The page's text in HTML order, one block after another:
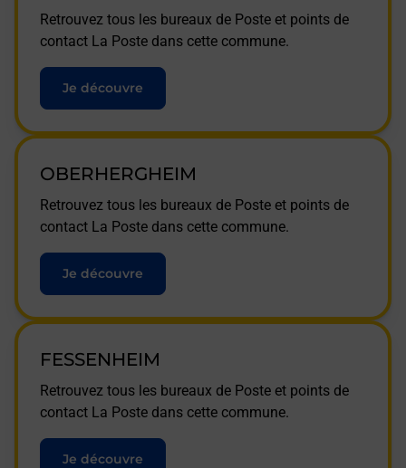
Retrouvez tous les bureaux de Poste et points de
contact La Poste dans cette commune.
Je découvre
OBERHERGHEIM
Retrouvez tous les bureaux de Poste et points de
contact La Poste dans cette commune.
Je découvre
FESSENHEIM
Retrouvez tous les bureaux de Poste et points de
contact La Poste dans cette commune.
Je découvre